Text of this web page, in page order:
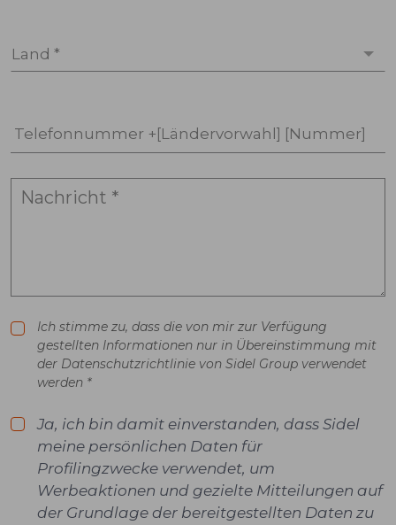
Land *
Telefonnummer +[Ländervorwahl] [Nummer]
Ich stimme zu, dass die von mir zur Verfügung
gestellten Informationen nur in Übereinstimmung mit
der Datenschutzrichtlinie von Sidel Group verwendet
werden *
Ja, ich bin damit einverstanden, dass Sidel
meine persönlichen Daten für
Profilingzwecke verwendet, um
Werbeaktionen und gezielte Mitteilungen auf
der Grundlage der bereitgestellten Daten zu